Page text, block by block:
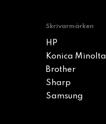
Skrivarmärken
HP
Konica Minolta
Brother
Sharp
Samsung